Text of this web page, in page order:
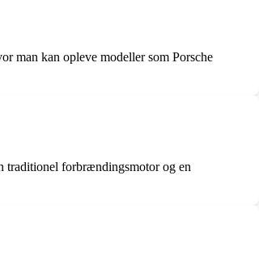
man kan opleve modeller som Porsche
traditionel forbrændingsmotor og en